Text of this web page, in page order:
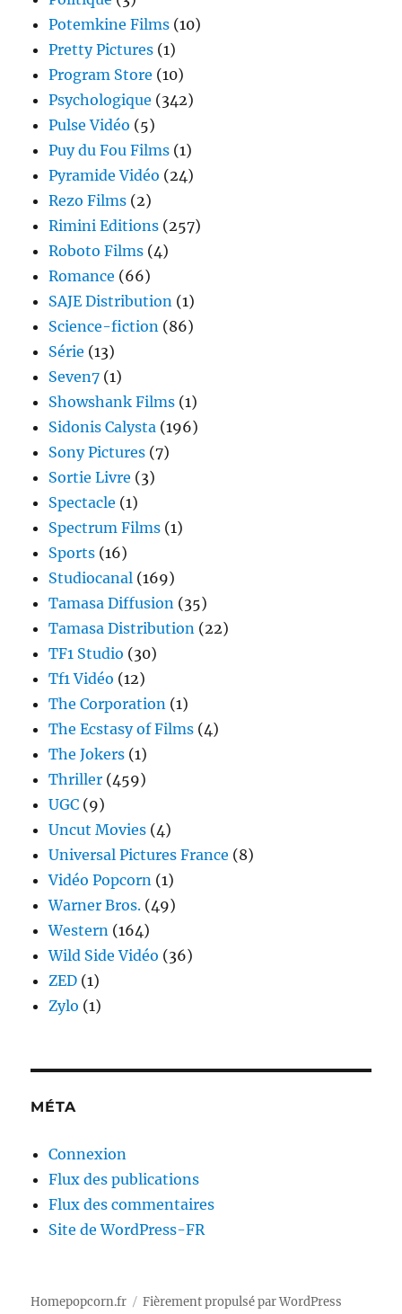
Potemkine Films (10)
Pretty Pictures (1)
Program Store (10)
Psychologique (342)
Pulse Vidéo (5)
Puy du Fou Films (1)
Pyramide Vidéo (24)
Rezo Films (2)
Rimini Editions (257)
Roboto Films (4)
Romance (66)
SAJE Distribution (1)
Science-fiction (86)
Série (13)
Seven7 (1)
Showshank Films (1)
Sidonis Calysta (196)
Sony Pictures (7)
Sortie Livre (3)
Spectacle (1)
Spectrum Films (1)
Sports (16)
Studiocanal (169)
Tamasa Diffusion (35)
Tamasa Distribution (22)
TF1 Studio (30)
Tf1 Vidéo (12)
The Corporation (1)
The Ecstasy of Films (4)
The Jokers (1)
Thriller (459)
UGC (9)
Uncut Movies (4)
Universal Pictures France (8)
Vidéo Popcorn (1)
Warner Bros. (49)
Western (164)
Wild Side Vidéo (36)
ZED (1)
Zylo (1)
MÉTA
Connexion
Flux des publications
Flux des commentaires
Site de WordPress-FR
Homepopcorn.fr Fièrement propulsé par WordPress